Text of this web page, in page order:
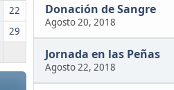
22
29
Donación de Sangre
Agosto 20, 2018
Jornada en las Peñas
Agosto 22, 2018